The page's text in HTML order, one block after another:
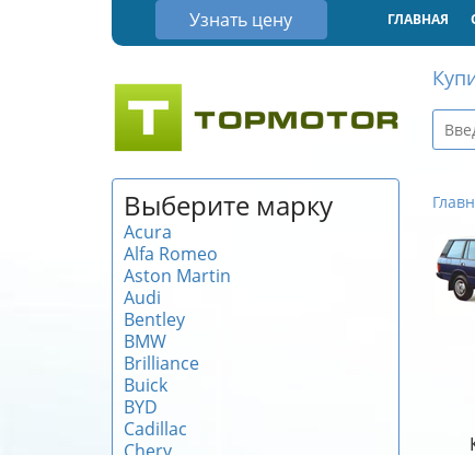
Узнать цену ГЛАВНАЯ
Выберите марку
Acura
Alfa Romeo
Aston Martin
Audi
Bentley
BMW
Brilliance
Buick
BYD
Cadillac